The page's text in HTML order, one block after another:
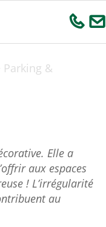
Parking &
Elle a
aux espaces
! L’irrégularité
au